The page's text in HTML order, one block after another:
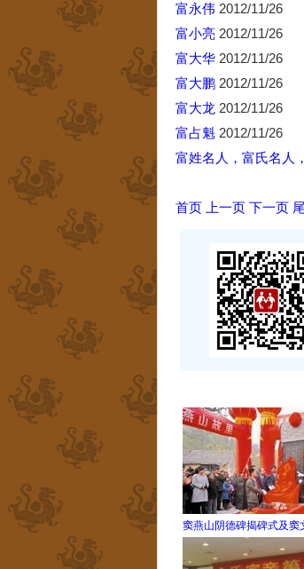
富永伟 2012/11/26
富小亮 2012/11/26
富大华 2012/11/26
富大鹏 2012/11/26
富大龙 2012/11/26
富占魁 2012/11/26
富姓名人，富氏名人
首页 上一页 下一页
窦燕山阴德碑揭碑式及窦